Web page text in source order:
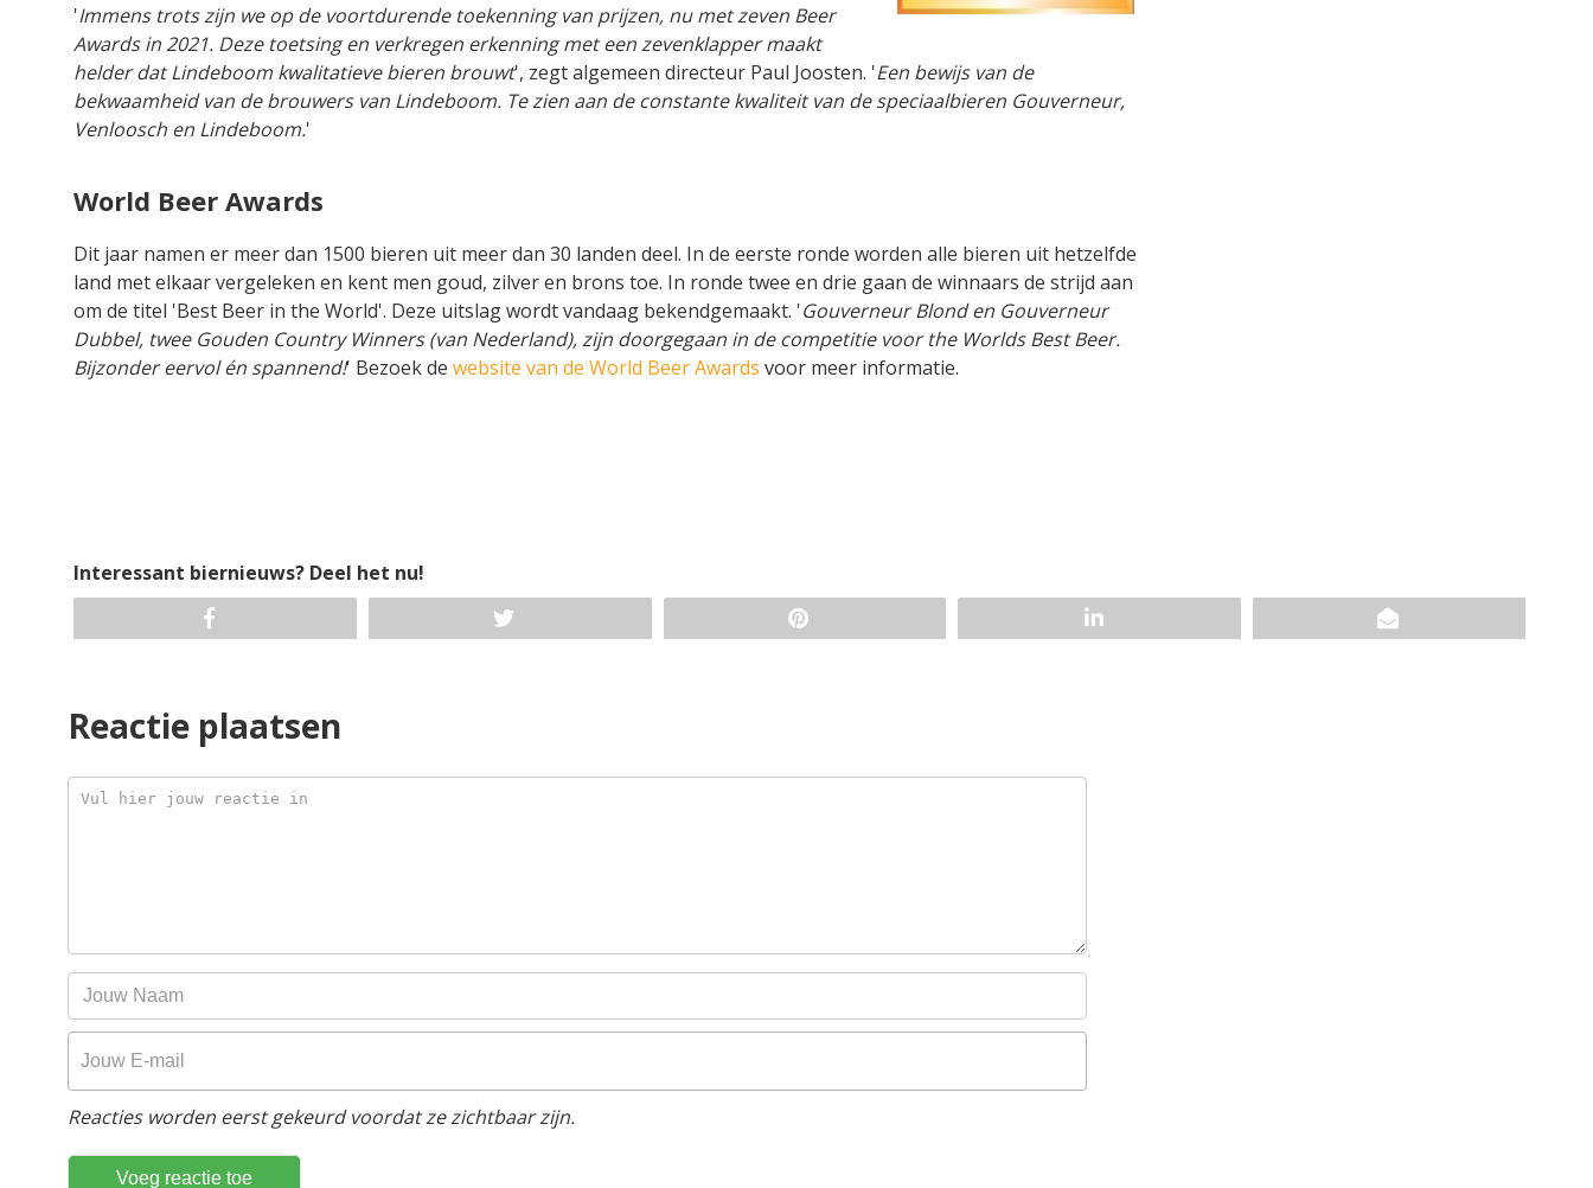
'Immens trots zijn we op de voortdurende toekenning van prijzen, nu met zeven Beer
Awards in 2021. Deze toetsing en verkregen erkenning met een zevenklapper maakt
helder dat Lindeboom kwalitatieve bieren brouwt', zegt algemeen directeur Paul Joosten. 'Een bewijs van de
bekwaamheid van de brouwers van Lindeboom. Te zien aan de constante kwaliteit van de speciaalbieren Gouverneur,
Venloosch en Lindeboom.'
World Beer Awards
Dit jaar namen er meer dan 1500 bieren uit meer dan 30 landen deel. In de eerste ronde worden alle bieren uit hetzelfde
land met elkaar vergeleken en kent men goud, zilver en brons toe. In ronde twee en drie gaan de winnaars de strijd aan
om de titel 'Best Beer in the World'. Deze uitslag wordt vandaag bekendgemaakt. 'Gouverneur Blond en Gouverneur
Dubbel, twee Gouden Country Winners (van Nederland), zijn doorgegaan in de competitie voor the Worlds Best Beer.
Bijzonder eervol én spannend!' Bezoek de website van de World Beer Awards voor meer informatie.
Interessant biernieuws? Deel het nu!
Reactie plaatsen
Reacties worden eerst gekeurd voordat ze zichtbaar zijn.